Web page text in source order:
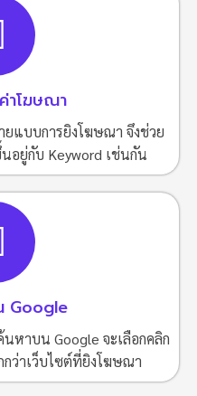
าโฆษณา
ยแบบการยิงโฆษณา จึงช่วย
ยู่กับ Keyword เช่นกัน
Google
หาบน Google จะเลือกคลิก
ว่าเว็บไซต์ที่ยิงโฆษณา